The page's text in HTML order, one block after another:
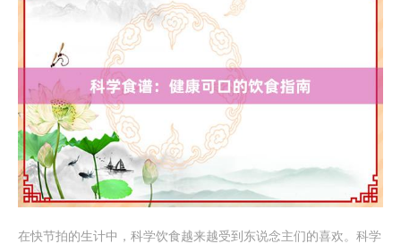
在快节拍的生计中，科学饮食越来越受到东说念主们的喜欢。科学